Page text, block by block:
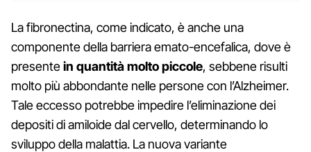
La fibronectina, come indicato, è anche una
componente della barriera emato-encefalica, dove è
presentein quantità molto piccole, sebbene risulti
molto più abbondante nelle persone con l’Alzheimer.
Tale eccesso potrebbe impedire l’eliminazione dei
depositi di amiloide dal cervello, determinando lo
sviluppo della malattia. La nuova variante